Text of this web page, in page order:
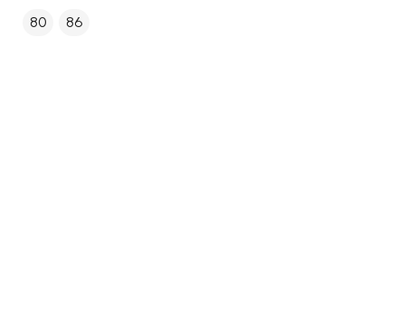
80 86